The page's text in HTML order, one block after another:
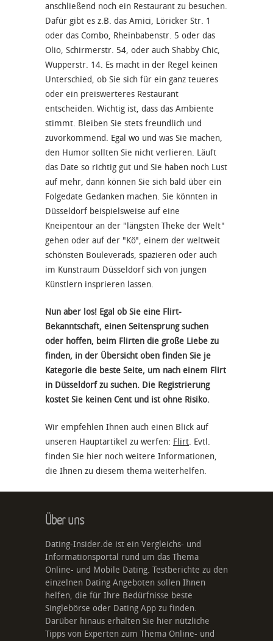
anschließend noch ein Restaurant zu besuchen.
Dafür gibt es z.B. das Amici, Löricker Str. 1
oder das Combo, Rheinbabenstr. 5 oder das
Olio, Schirmerstr. 54, oder auch Shabby Chic,
Wupperstr. 14. Es macht in der Regel keinen
Unterschied, ob Sie sich für ein ganz teueres
oder ein preiswerteres Restaurant
entscheiden. Wichtig ist, dass das Ambiente
stimmt. Bleiben Sie stets freundlich und
zuvorkommend. Egal wo und was Sie machen,
den Humor sollten Sie nicht verlieren. Läuft
das Date so richtig gut und Sie haben noch Lust
auf mehr, dann können Sie sich bald über ein
Folgedate Gedanken machen. Sie könnten in
Düsseldorf beispielsweise auf eine
Kneipentour an der "längsten Theke der Welt"
gehen oder auf der "Kö", einem der weltweit
schönsten Bouleverads, spazieren oder auch
im Kunstraum Düsseldorf sich von jungen
Künstlern insprieren lassen.
Nun aber los! Egal ob Sie eine Flirt-
Bekanntschaft, einen Seitensprung suchen
oder hoffen, beim Flirten die große Liebe zu
finden, in der Übersicht oben finden Sie je
Kategorie die beste Seite, um nach einem Flirt
in Düsseldorf zu suchen. Die Registrierung
kostet Sie keinen Cent und ist ohne Risiko.
Wir empfehlen Ihnen auch einen Blick auf
unseren Hauptartikel zu werfen: Flirt. Evtl.
finden Sie hier noch weitere Informationen,
die Ihnen zu diesem thema weiterhelfen.
Über uns
Dating-Insider.de ist ein Vergleichs- und
Informationsportal rund um das Thema
Online- und Mobile Dating. Testberichte zu den
einzelnen Dating Angeboten sollen Ihnen
helfen, die für Ihre Bedürfnisse beste
Singlebörse oder Dating App zu finden.
Darüber hinaus erhalten Sie hier nützliche
Tipps von Experten zum Thema Online- und